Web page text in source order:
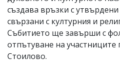
създава връзки с
свързани с културния и
Събитието ще завърши с
отпътуване на
Стоилово.